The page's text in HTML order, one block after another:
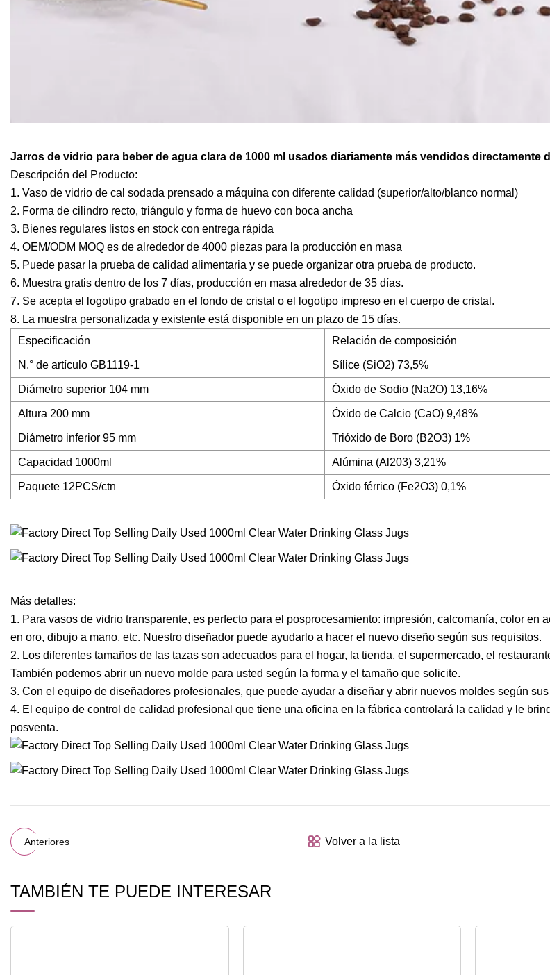
Jarros de vidrio para beber de agua clara de 1000 ml usados ​​diariamente más vendidos directamente
Descripción del Producto:
1. Vaso de vidrio de cal sodada prensado a máquina con diferente calidad (superior/alto/blanco normal)
2. Forma de cilindro recto, triángulo y forma de huevo con boca ancha
3. Bienes regulares listos en stock con entrega rápida
4. OEM/ODM MOQ es de alrededor de 4000 piezas para la producción en masa
5. Puede pasar la prueba de calidad alimentaria y se puede organizar otra prueba de producto.
6. Muestra gratis dentro de los 7 días, producción en masa alrededor de 35 días.
7. Se acepta el logotipo grabado en el fondo de cristal o el logotipo impreso en el cuerpo de cristal.
8. La muestra personalizada y existente está disponible en un plazo de 15 días.
Especificación
Relación de composición
N.° de artículo GB1119-1 Sílice (SiO2) 73,5%
Diámetro superior 104 mm Óxido de Sodio (Na2O) 13,16%
Altura 200 mm Óxido de Calcio (CaO) 9,48%
Diámetro inferior 95 mm Trióxido de Boro (B2O3) 1%
Capacidad 1000ml Alúmina (Al203) 3,21%
Paquete 12PCS/ctn Óxido férrico (Fe2O3) 0,1%
Más detalles:
1. Para vasos de vidrio transparente, es perfecto para el posprocesamiento: impresión, calcomanía, color en
en oro, dibujo a mano, etc. Nuestro diseñador puede ayudarlo a hacer el nuevo diseño según sus requisitos.
2. Los diferentes tamaños de las tazas son adecuados para el hogar, la tienda, el supermercado, el
También podemos abrir un nuevo molde para usted según la forma y el tamaño que solicite.
3. Con el equipo de diseñadores profesionales, que puede ayudar a diseñar y abrir nuevos moldes según
4. El equipo de control de calidad profesional que tiene una oficina en la fábrica controlará la calidad y le
posventa.
Anteriores Volver a la lista
TAMBIÉN TE PUEDE INTERESAR